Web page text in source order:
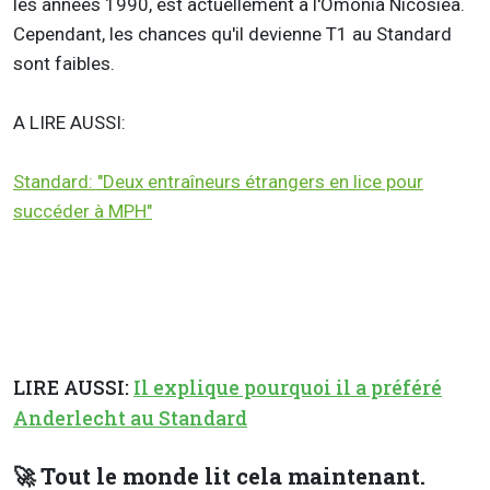
Cependant, les chances qu'il devienne T1 au Standard
sont faibles.
A LIRE AUSSI:
Standard: "Deux entraîneurs étrangers en lice pour
succéder à MPH"
LIRE AUSSI: Il explique pourquoi il a préféré
Anderlecht au Standard
🚀 Tout le monde lit cela maintenant.